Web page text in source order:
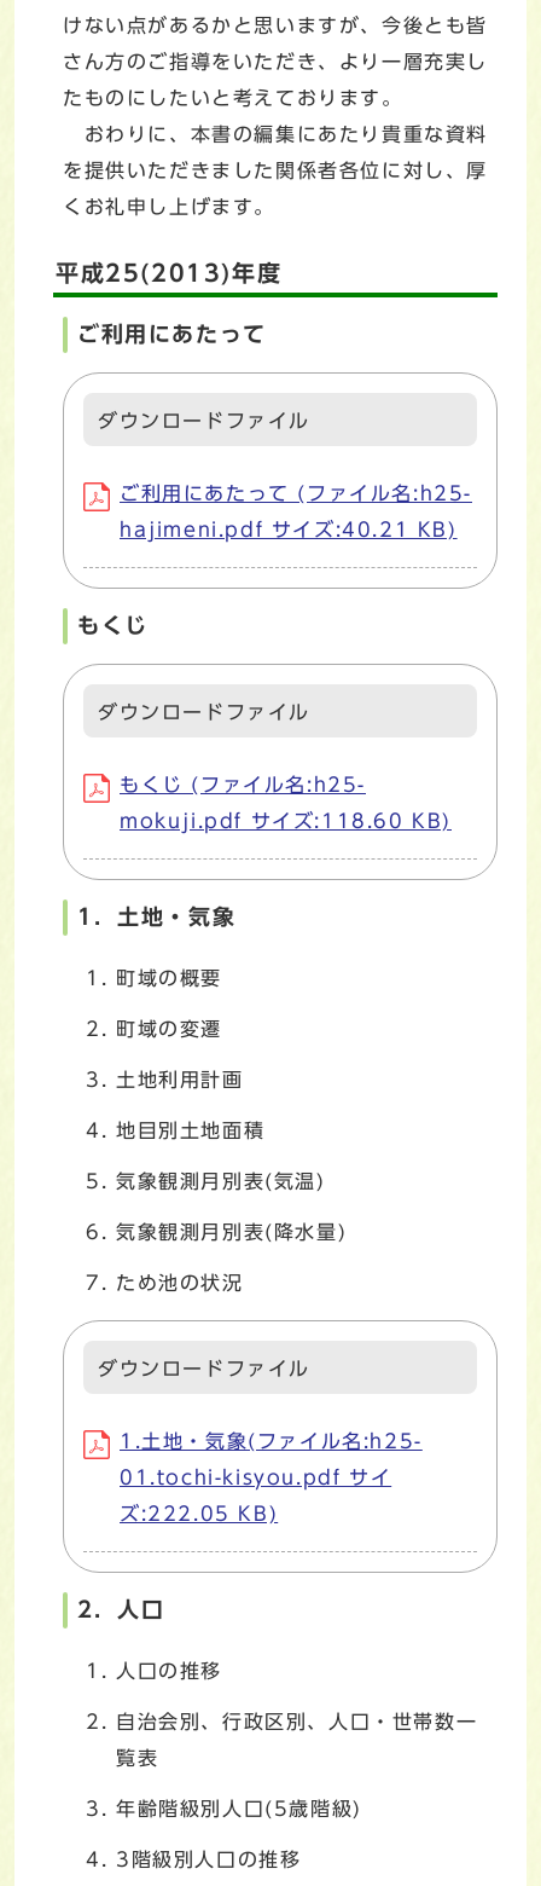
けない点があるかと思いますが、今後とも皆
さん方のご指導をいただき、より一層充実し
たものにしたいと考えております。
おわりに、本書の編集にあたり貴重な資料
を提供いただきました関係者各位に対し、厚
くお礼申し上げます。
平成25(2013)年度
ご利用にあたって
ダウンロードファイル
ご利用にあたって (ファイル名:h25-
hajimeni.pdf サイズ:40.21 KB)
もくじ
ダウンロードファイル
もくじ (ファイル名:h25-
mokuji.pdf サイズ:118.60 KB)
1．土地・気象
町域の概要
町域の変遷
土地利用計画
地目別土地面積
気象観測月別表(気温)
気象観測月別表(降水量)
ため池の状況
ダウンロードファイル
1.土地・気象(ファイル名:h25-
01.tochi-kisyou.pdf サイ
ズ:222.05 KB)
2．人口
人口の推移
自治会別、行政区別、人口・世帯数一
覧表
年齢階級別人口(5歳階級)
3階級別人口の推移